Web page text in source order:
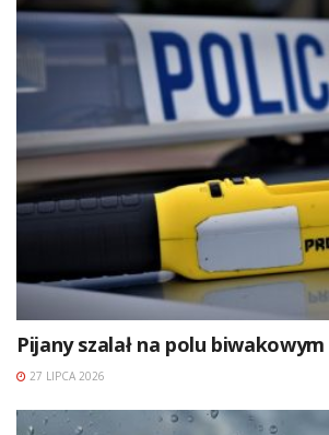
Pijany szalał na polu biwakowym
27 LIPCA 2026